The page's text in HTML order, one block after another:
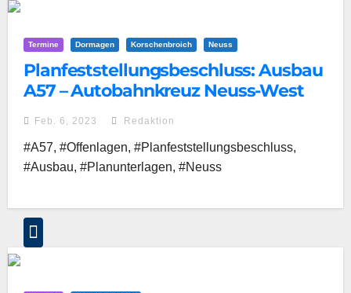
Termine Dormagen Korschenbroich Neuss
Planfeststellungsbeschluss: Ausbau
A57 – Autobahnkreuz Neuss-West
Feb. 6, 2023 Redaktion
#A57, #Offenlagen, #Planfeststellungsbeschluss,
#Ausbau, #Planunterlagen, #Neuss